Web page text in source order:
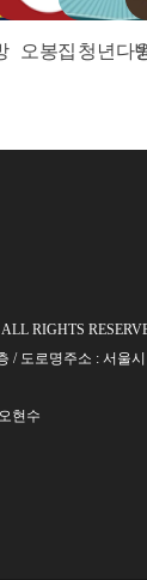
집청년다방원조
RIGHTS
/ 도로명주소 : 서울
현수